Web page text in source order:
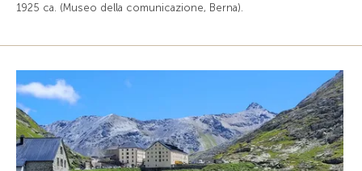
1925 ca. (Museo della comunicazione, Berna).